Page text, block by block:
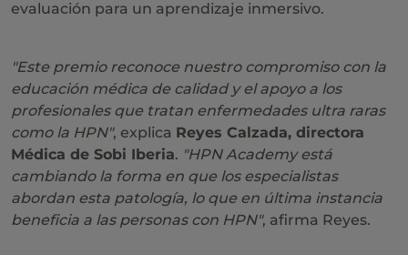
evaluación para un aprendizaje inmersivo.
"Este premio reconoce nuestro compromiso con la
educación médica de calidad y el apoyo a los
profesionales que tratan enfermedades ultra raras
como la HPN", explica Reyes Calzada, directora
Médica de Sobi Iberia. "HPN Academy está
cambiando la forma en que los especialistas
abordan esta patología, lo que en última instancia
beneficia a las personas con HPN", afirma Reyes.